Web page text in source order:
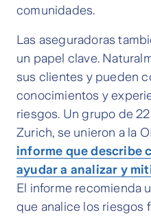
comunidades.
Las aseguradoras
un papel clave.
sus clientes y pueden
conocimientos y
riesgos. Un grupo de
Zurich, se unieron a la
informe que describe
ayudar a analizar y
El informe recomienda
que analice los riesgos